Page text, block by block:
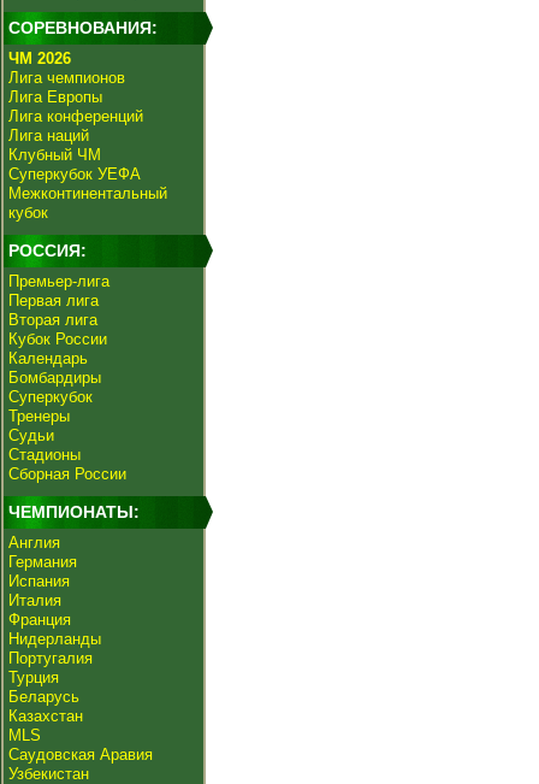
СОРЕВНОВАНИЯ:
ЧМ 2026
Лига чемпионов
Лига Европы
Лига конференций
Лига наций
Клубный ЧМ
Суперкубок УЕФА
Межконтинентальный
кубок
РОССИЯ:
Премьер-лига
Первая лига
Вторая лига
Кубок России
Календарь
Бомбардиры
Суперкубок
Тренеры
Судьи
Стадионы
Сборная России
ЧЕМПИОНАТЫ:
Англия
Германия
Испания
Италия
Франция
Нидерланды
Португалия
Турция
Беларусь
Казахстан
MLS
Саудовская Аравия
Узбекистан